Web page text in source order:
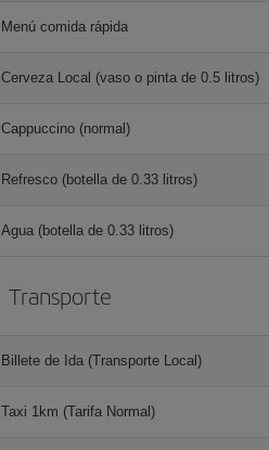
Menú comida rápida
Cerveza Local (vaso o pinta de 0.5 litros)
Cappuccino (normal)
Refresco (botella de 0.33 litros)
Agua (botella de 0.33 litros)
Transporte
Billete de Ida (Transporte Local)
Taxi 1km (Tarifa Normal)